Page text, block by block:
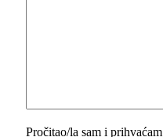
Pročitao/la sam i prihvaćam